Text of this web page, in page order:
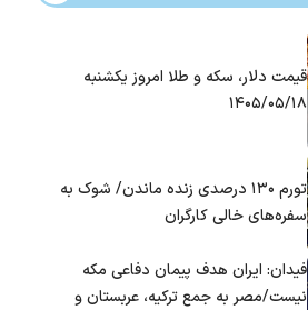
قیمت دلار، سکه و طلا امروز یکشنبه
۱۴۰۵/۰۵/۱۸
تورم ۱۳۰ درصدی زنده ماندن/ شوک به
سفره‌های خالی کارگران
فیدان: ایران هدف پیمان دفاعی مکه
نیست/مصر به جمع ترکیه، عربستان و